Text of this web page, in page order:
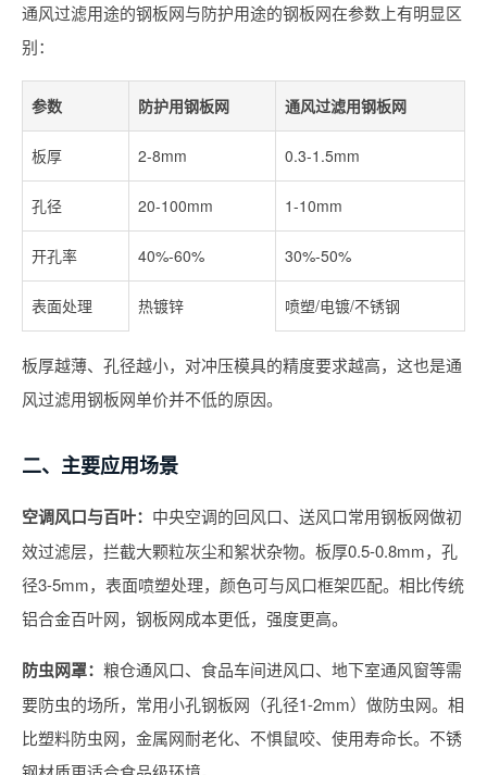
通风过滤用途的钢板网与防护用途的钢板网在参数上有明显区
别：
参数 防护用钢板网 通风过滤用钢板网
板厚 2-8mm 0.3-1.5mm
孔径 20-100mm 1-10mm
开孔率 40%-60% 30%-50%
表面处理 热镀锌 喷塑/电镀/不锈钢
板厚越薄、孔径越小，对冲压模具的精度要求越高，这也是通
风过滤用钢板网单价并不低的原因。
二、主要应用场景
空调风口与百叶： 中央空调的回风口、送风口常用钢板网做初
效过滤层，拦截大颗粒灰尘和絮状杂物。板厚0.5-0.8mm，孔
径3-5mm，表面喷塑处理，颜色可与风口框架匹配。相比传统
铝合金百叶网，钢板网成本更低，强度更高。
防虫网罩： 粮仓通风口、食品车间进风口、地下室通风窗等需
要防虫的场所，常用小孔钢板网（孔径1-2mm）做防虫网。相
比塑料防虫网，金属网耐老化、不惧鼠咬、使用寿命长。不锈